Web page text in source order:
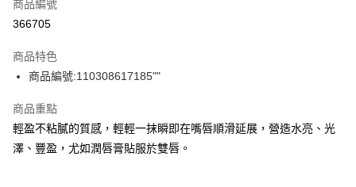
Apple Pay
PayMe
WeChat Pay
BoC Pay
商品編號
366705
商品特色
商品編號:110308617185""
商品重點
輕盈不粘膩的質感，輕輕一抹瞬即在嘴唇順滑延展，營造水亮、光
澤、豐盈，尤如潤唇膏貼服於雙唇。